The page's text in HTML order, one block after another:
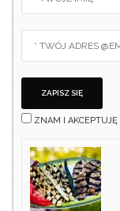
ZNAM I AKCEPTUJĘ